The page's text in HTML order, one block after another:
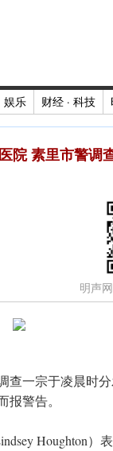
娱乐 财经 · 科技
院 素里市警调
明声
查一宗于凌晨时
警告。
Houghton）